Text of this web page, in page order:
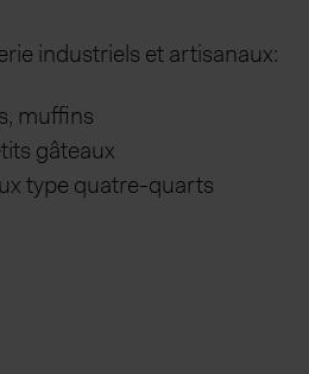
industriels et artisanaux:
muffins
gâteaux
type quatre-quarts